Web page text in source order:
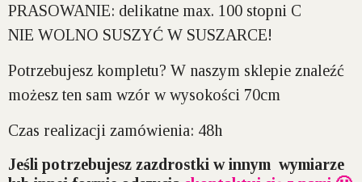
PRASOWANIE: delikatne max. 100 stopni C
NIE WOLNO SUSZYĆ W SUSZARCE!
Potrzebujesz kompletu? W naszym sklepie znaleźć
możesz ten sam wzór w wysokości 70cm
Czas realizacji zamówienia: 48h
Jeśli potrzebujesz zazdrostki w innym wymiarze